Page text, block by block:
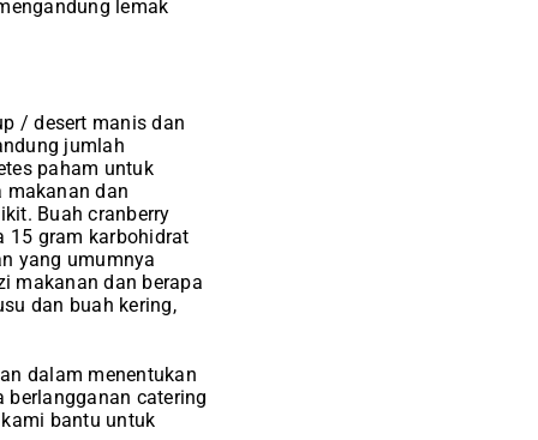
lemak
/ desert manis dan
jumlah
paham untuk
makanan dan
Buah cranberry
15 gram karbohidrat
yang umumnya
makanan dan berapa
dan buah kering,
dalam menentukan
berlangganan catering
bantu untuk